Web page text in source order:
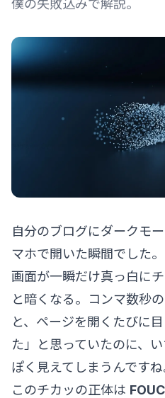
僕の失敗込みで解説。
自分のブログにダークモ
マホで開いた瞬間でした。
画面が一瞬だけ真っ白に
と暗くなる。コンマ数秒
と、ページを開くたびに
た」と思っていたのに、
ぽく見えてしまうんですね
このチカッの正体は